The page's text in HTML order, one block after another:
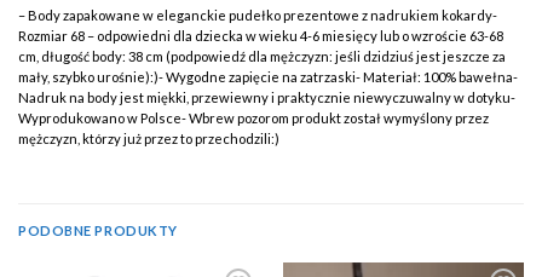
– Body zapakowane w eleganckie pudełko prezentowe z nadrukiem kokardy-
Rozmiar 68 – odpowiedni dla dziecka w wieku 4-6 miesięcy lub o wzroście 63-68
cm, długość body: 38 cm (podpowiedź dla mężczyzn: jeśli dzidziuś jest jeszcze za
mały, szybko urośnie):)- Wygodne zapięcie na zatrzaski- Materiał: 100% bawełna-
Nadruk na body jest miękki, przewiewny i praktycznie niewyczuwalny w dotyku-
Wyprodukowano w Polsce- Wbrew pozorom produkt został wymyślony przez
mężczyzn, którzy już przez to przechodzili:)
PODOBNE PRODUKTY